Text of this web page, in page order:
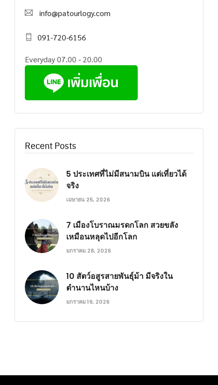
info@patourlogy.com
091-720-6156
Everyday 07.00 - 20.00
Recent Posts
5 ประเทศที่ไม่มีสนามบิน แต่เที่ยวได้
จริง
เมษายน 25, 2026
7 เมืองโบราณมรดกโลก สวยขลัง
เหมือนหลุดไปอีกโลก
มกราคม 28, 2026
10 สัตว์อสูรสายพันธุ์ม้า มีจริงใน
ตำนานไหนบ้าง
มกราคม 19, 2026